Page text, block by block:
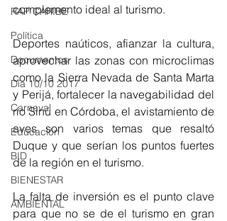
RAP CARIBE
Política
Documentos
Día 10/10 2017
Carnaval
Educación
BID
BIENESTAR
AMBIENTAL
complemento ideal al turismo.
Deportes naúticos, afianzar la cultura,
aprovechar las zonas con microclimas
como la Sierra Nevada de Santa Marta
y Perijá, fortalecer la navegabilidad del
río Sinú en Córdoba, el avistamiento de
aves son varios temas que resaltó
Duque y que serían los puntos fuertes
de la región en el turismo.
La falta de inversión es el punto clave
para que no se de el turismo en gran